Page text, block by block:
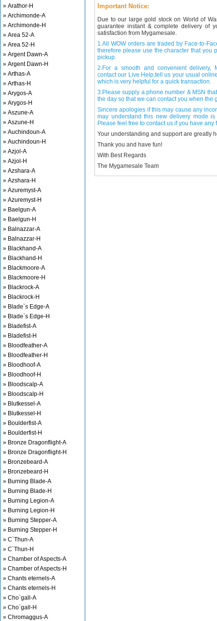
» Arathor-H
» Archimonde-A
» Archimonde-H
» Area 52-A
» Area 52-H
» Argent Dawn-A
» Argent Dawn-H
» Arthas-A
» Arthas-H
» Arygos-A
» Arygos-H
» Aszune-A
» Aszune-H
» Auchindoun-A
» Auchindoun-H
» Azjol-A
» Azjol-H
» Azshara-A
» Azshara-H
» Azuremyst-A
» Azuremyst-H
» Baelgun-A
» Baelgun-H
» Balnazzar-A
» Balnazzar-H
» Blackhand-A
» Blackhand-H
» Blackmoore-A
» Blackmoore-H
» Blackrock-A
» Blackrock-H
» Blade`s Edge-A
» Blade`s Edge-H
» Bladefist-A
» Bladefist-H
» Bloodfeather-A
» Bloodfeather-H
» Bloodhoof-A
» Bloodhoof-H
» Bloodscalp-A
» Bloodscalp-H
» Blutkessel-A
» Blutkessel-H
» Boulderfist-A
» Boulderfist-H
» Bronze Dragonflight-A
» Bronze Dragonflight-H
» Bronzebeard-A
» Bronzebeard-H
» Burning Blade-A
» Burning Blade-H
» Burning Legion-A
» Burning Legion-H
» Burning Stepper-A
» Burning Stepper-H
» C`Thun-A
» C`Thun-H
» Chamber of Aspects-A
» Chamber of Aspects-H
» Chants eternels-A
» Chants eternels-H
» Cho`gall-A
» Cho`gall-H
» Chromaggus-A
Important Notice:
Due to our large gold stock on World of
guarantee instant & complete delivery of
satisfaction from Mygamesale.
1.All WOW orders are traded by Face-to-
therefore please use the character that you
pickup.
2.For a smooth and convenient delivery,
contact our Live Help,tell us your usual
which is very helpful for a quick transaction.
3.Please supply a phone number & MSN
the day so that we can contact you when the
Sincere apologies if this may cause any
may understand this new delivery mode
Please feel free to contact us if you have any
Your understanding and support are greatly
Thank you and have fun!
With Best Regards
The Mygamesale Team